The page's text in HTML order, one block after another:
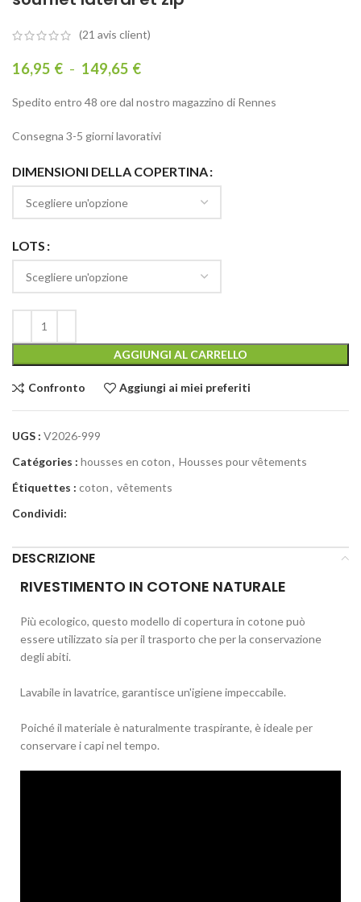
(21 avis client)
16,95 € - 149,65 €
Spedito entro 48 ore dal nostro magazzino di Rennes
Consegna 3-5 giorni lavorativi
DIMENSIONI DELLA COPERTINA
LOTS
AGGIUNGI AL CARRELLO
Confronto Aggiungi ai miei preferiti
UGS : V2026-999
Catégories : housses en coton, Housses pour vêtements
Étiquettes : coton, vêtements
Condividi:
DESCRIZIONE
RIVESTIMENTO IN COTONE NATURALE
Più ecologico, questo modello di copertura in cotone può
essere utilizzato sia per il trasporto che per la conservazione
degli abiti.
Lavabile in lavatrice, garantisce un'igiene impeccabile.
Poiché il materiale è naturalmente traspirante, è ideale per
conservare i capi nel tempo.